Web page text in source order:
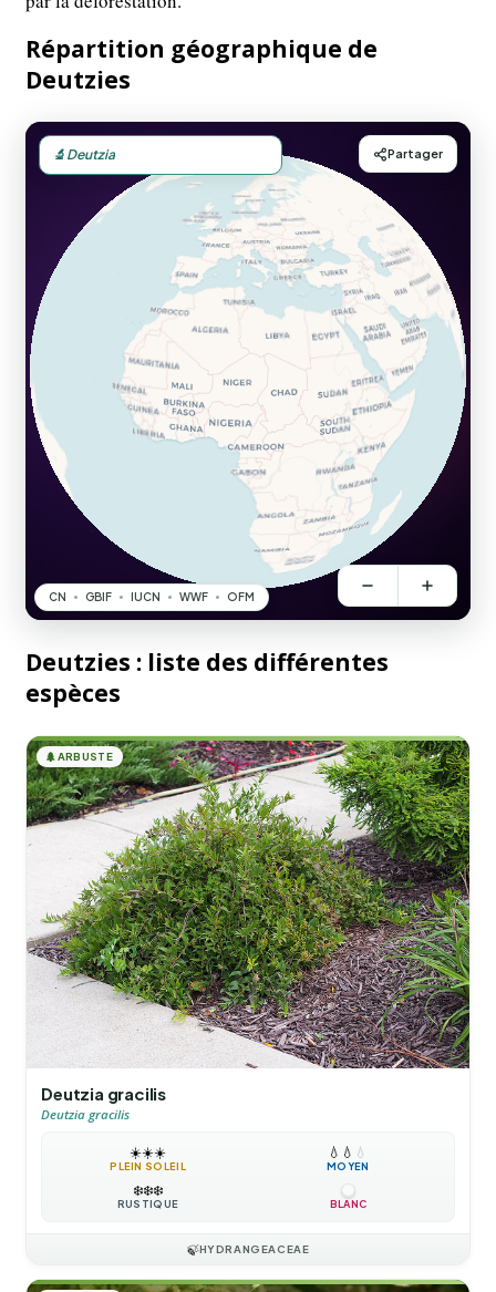
Répartition géographique de
Deutzies
Deutzies : liste des différentes
espèces
🌲ARBUSTE
Deutzia gracilis
Deutzia gracilis
☀️☀️☀️
PLEIN SOLEIL
💧 💧 💧
MOYEN
❄️❄️❄️
RUSTIQUE BLANC
🍃HYDRANGEACEAE